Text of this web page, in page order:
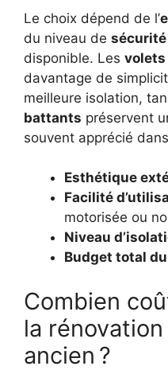
Le choix dépend de l’
du niveau de sécurité
disponible. Les
davantage de
meilleure isolation,
battants préservent
souvent apprécié
Esthétique
Facilité
motorisée ou
Niveau
Budget total
Combien
la rénovation
ancien ?